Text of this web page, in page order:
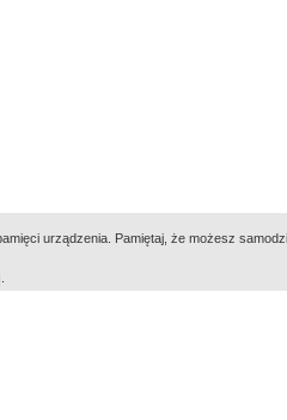
urządzenia. Pamiętaj, że możesz